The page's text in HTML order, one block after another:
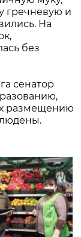
гречневую и
На
без
сенатор
размещению